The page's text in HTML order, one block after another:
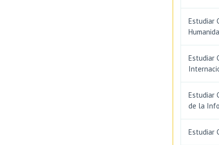
Estudiar
Estudiar
Estudiar
de la
Estudiar